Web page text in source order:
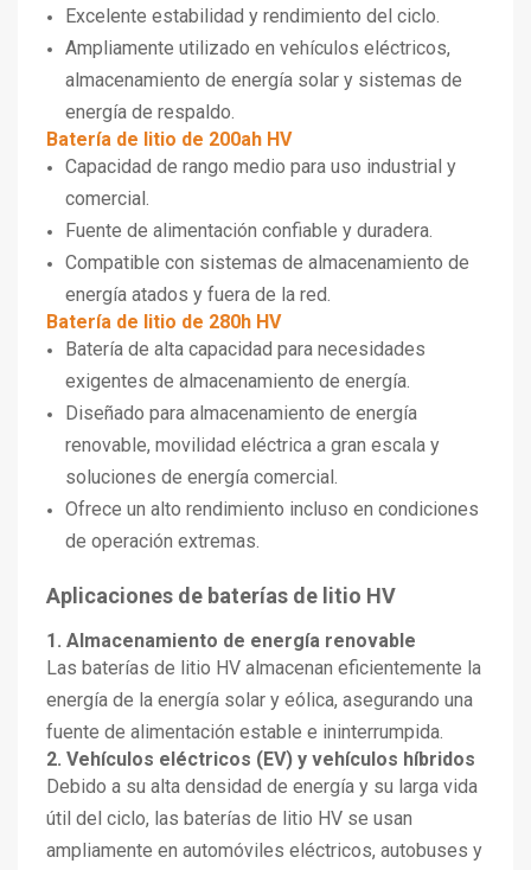
Excelente estabilidad y rendimiento del ciclo.
Ampliamente utilizado en vehículos eléctricos,
almacenamiento de energía solar y sistemas de
energía de respaldo.
Batería de litio de 200ah HV
Capacidad de rango medio para uso industrial y
comercial.
Fuente de alimentación confiable y duradera.
Compatible con sistemas de almacenamiento de
energía atados y fuera de la red.
Batería de litio de 280h HV
Batería de alta capacidad para necesidades
exigentes de almacenamiento de energía.
Diseñado para almacenamiento de energía
renovable, movilidad eléctrica a gran escala y
soluciones de energía comercial.
Ofrece un alto rendimiento incluso en condiciones
de operación extremas.
Aplicaciones de baterías de litio HV
1. Almacenamiento de energía renovable
Las baterías de litio HV almacenan eficientemente la
energía de la energía solar y eólica, asegurando una
fuente de alimentación estable e ininterrumpida.
2. Vehículos eléctricos (EV) y vehículos híbridos
Debido a su alta densidad de energía y su larga vida
útil del ciclo, las baterías de litio HV se usan
ampliamente en automóviles eléctricos, autobuses y